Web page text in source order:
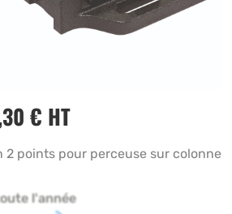
€ HT
2 points pour perceuse sur colonne
l'année